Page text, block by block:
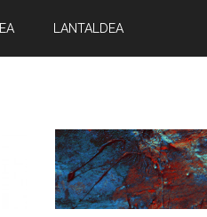
LANTALDEA